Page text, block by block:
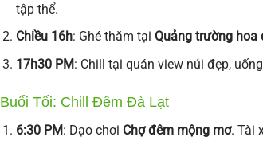
tập thể.
Chiều 16h: Ghé thăm tạiQuảng trường hoa
17h30 PM: Chill tại quán view núi đẹp,
Buổi Tối: Chill Đêm Đà Lạt
6:30 PM: Dạo chơi Chợ đêm mộng mơ. Tài